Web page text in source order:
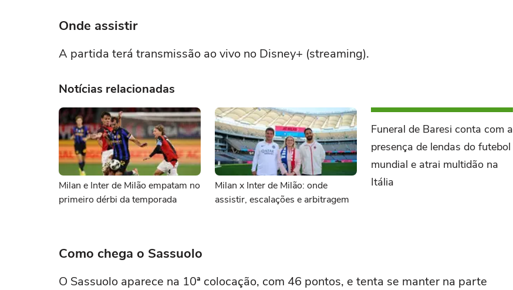
Onde assistir
A partida terá transmissão ao vivo no Disney+ (streaming).
Notícias relacionadas
Milan e Inter de Milão empatam no
primeiro dérbi da temporada
Milan x Inter de Milão: onde
assistir, escalações e arbitragem
Funeral de Baresi conta com a
presença de lendas do futebol
mundial e atrai multidão na
Itália
Como chega o Sassuolo
O Sassuolo aparece na 10ª colocação, com 46 pontos, e tenta se manter na parte